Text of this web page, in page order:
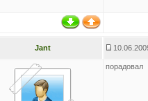
Jant
порадовал